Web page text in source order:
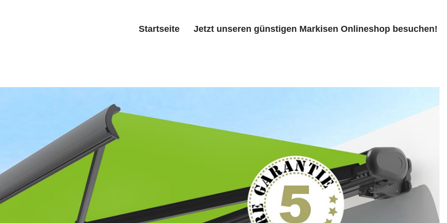
Startseite Jetzt unseren günstigen Markisen Onlineshop besuchen!